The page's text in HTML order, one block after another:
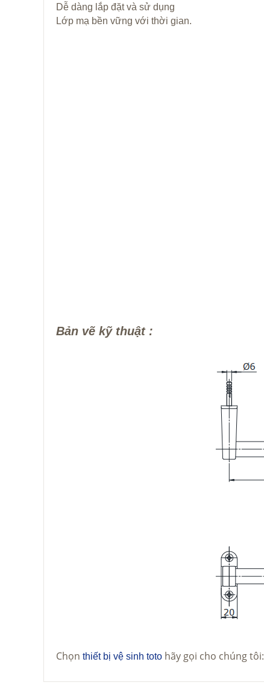
Dễ dàng lắp đặt và sử dụng
Lớp mạ bền vững với thời gian.
Bản vẽ kỹ thuật :
Chọn thiết bị vệ sinh toto hãy gọi cho chúng tôi: